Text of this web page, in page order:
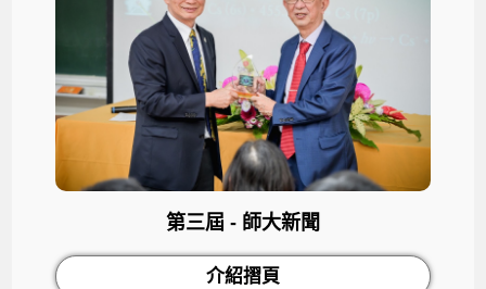
第三屆 - 師大新聞
介紹摺頁